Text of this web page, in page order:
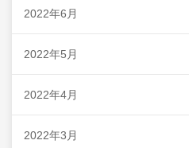
2022年6月
2022年5月
2022年4月
2022年3月